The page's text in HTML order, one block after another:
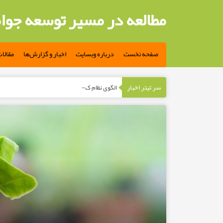
مطالعه در مسیر توسعه
صفحه نخست درباره وبسایت اخبار و گزارش‌ها
سر تیتر اخبار الگوی نظام کشاورزی تلفیقی